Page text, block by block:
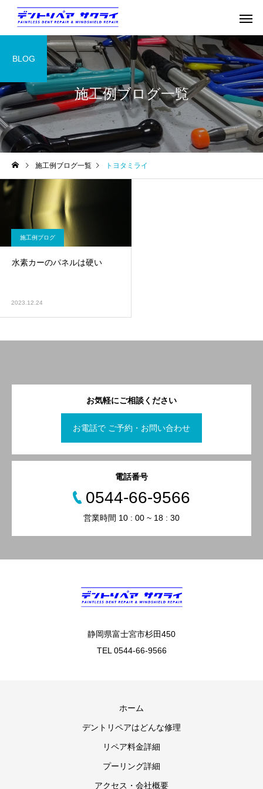
施工例ブログ一覧
BLOG
施工例ブログ一覧 トヨタミライ
施工例ブログ
水素カーのパネルは硬い
2023.12.24
お気軽にご相談ください
お電話で ご予約・お問い合わせ
電話番号
0544-66-9566
営業時間 10 : 00 ~ 18 : 30
静岡県富士宮市杉田450
TEL 0544-66-9566
ホーム
デントリペアはどんな修理
リペア料金詳細
プーリング詳細
アクセス・会社概要